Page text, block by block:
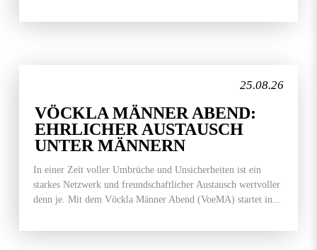
25.08.26
VÖCKLA MÄNNER ABEND:
EHRLICHER AUSTAUSCH
UNTER MÄNNERN
In einer Zeit voller Umbrüche und Unsicherheiten ist ein
starkes Netzwerk und freundschaftlicher Austausch wertvoller
denn je. Mit dem Vöckla Männer Abend (VoeMA) startet in...